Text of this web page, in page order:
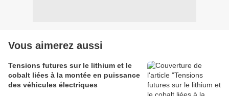
Vous aimerez aussi
Tensions futures sur le lithium et le
cobalt liées à la montée en puissance
des véhicules électriques